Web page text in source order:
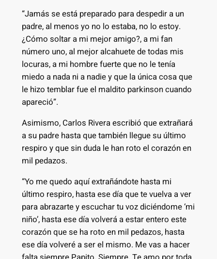
“Jamás se está preparado para despedir a un
padre, al menos yo no lo estaba, no lo estoy.
¿Cómo soltar a mi mejor amigo?, a mi fan
número uno, al mejor alcahuete de todas mis
locuras, a mi hombre fuerte que no le tenía
miedo a nada ni a nadie y que la única cosa que
le hizo temblar fue el maldito parkinson cuando
apareció”.
Asimismo, Carlos Rivera escribió que extrañará
a su padre hasta que también llegue su último
respiro y que sin duda le han roto el corazón en
mil pedazos.
“Yo me quedo aquí extrañándote hasta mi
último respiro, hasta ese día que te vuelva a ver
para abrazarte y escuchar tu voz diciéndome ‘mi
niño’, hasta ese día volverá a estar entero este
corazón que se ha roto en mil pedazos, hasta
ese día volveré a ser el mismo. Me vas a hacer